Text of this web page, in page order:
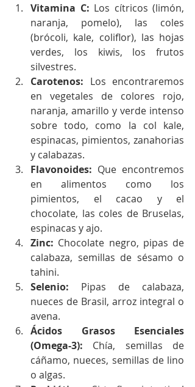
Vitamina C: Los cítricos (limón,
naranja, pomelo), las coles
(brócoli, kale, coliflor), las hojas
verdes, los kiwis, los frutos
silvestres.
Carotenos: Los encontraremos
en vegetales de colores rojo,
naranja, amarillo y verde intenso
sobre todo, como la col kale,
espinacas, pimientos, zanahorias
y calabazas.
Flavonoides: Que encontremos
en alimentos como los
pimientos, el cacao y el
chocolate, las coles de Bruselas,
espinacas y ajo.
Zinc: Chocolate negro, pipas de
calabaza, semillas de sésamo o
tahini.
Selenio: Pipas de calabaza,
nueces de Brasil, arroz integral o
avena.
Ácidos Grasos Esenciales
(Omega-3): Chía, semillas de
cáñamo, nueces, semillas de lino
o algas.